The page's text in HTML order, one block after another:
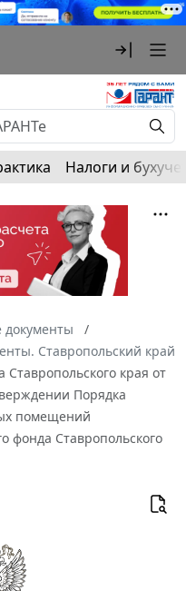
Налоги и
документы
Ставропольский край
края от
Порядка
помещений
фонда Ставропольского